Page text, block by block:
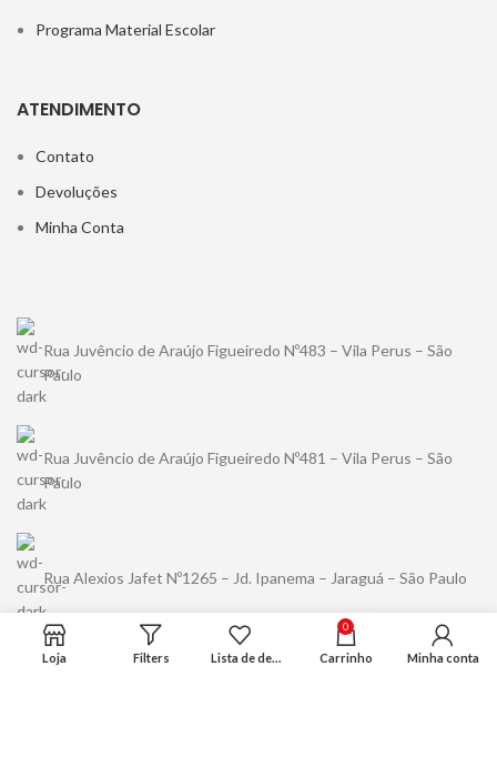
Programa Material Escolar
ATENDIMENTO
Contato
Devoluções
Minha Conta
Rua Juvêncio de Araújo Figueiredo Nº483 – Vila Perus – São
Paulo
Rua Juvêncio de Araújo Figueiredo Nº481 – Vila Perus – São
Paulo
Rua Alexios Jafet Nº1265 – Jd. Ipanema – Jaraguá – São Paulo
Loja Filters Lista de desejo
0
Carrinho Minha conta